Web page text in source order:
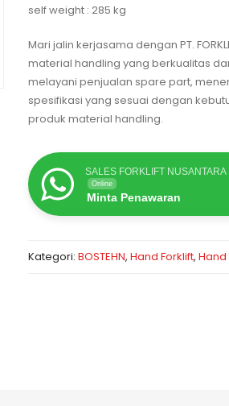
self weight : 285 kg
Mari jalin kerjasama dengan PT.
material handling yang berkualitas
melayani penjualan spare part,
spesifikasi yang sesuai dengan
produk material handling.
SALES FORKLIFT NUSANTARA
Online
Minta Penawaran
Kategori: BOSTEHN, Hand Forklift, Hand